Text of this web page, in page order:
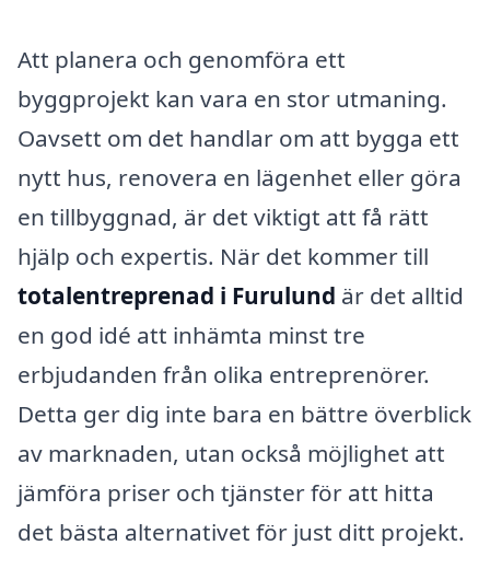
Att planera och genomföra ett
byggprojekt kan vara en stor utmaning.
Oavsett om det handlar om att bygga ett
nytt hus, renovera en lägenhet eller göra
en tillbyggnad, är det viktigt att få rätt
hjälp och expertis. När det kommer till
totalentreprenad i Furulund är det alltid
en god idé att inhämta minst tre
erbjudanden från olika entreprenörer.
Detta ger dig inte bara en bättre överblick
av marknaden, utan också möjlighet att
jämföra priser och tjänster för att hitta
det bästa alternativet för just ditt projekt.